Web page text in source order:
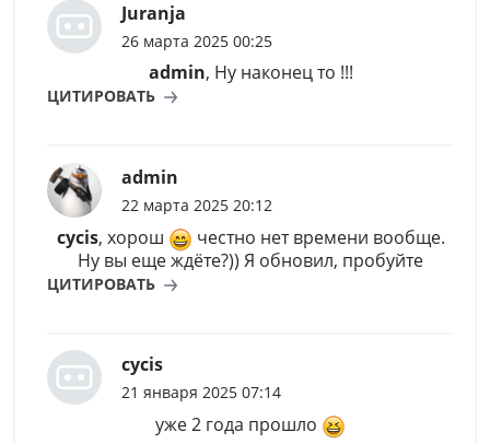
Juranja
26 марта 2025 00:25
admin, Ну наконец то !!!
ЦИТИРОВАТЬ
admin
22 марта 2025 20:12
cycis, хорош
честно нет времени вообще.
Ну вы еще ждёте?)) Я обновил, пробуйте
ЦИТИРОВАТЬ
cycis
21 января 2025 07:14
уже 2 года прошло